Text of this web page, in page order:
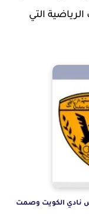
التي
نادي الكويت وصمت